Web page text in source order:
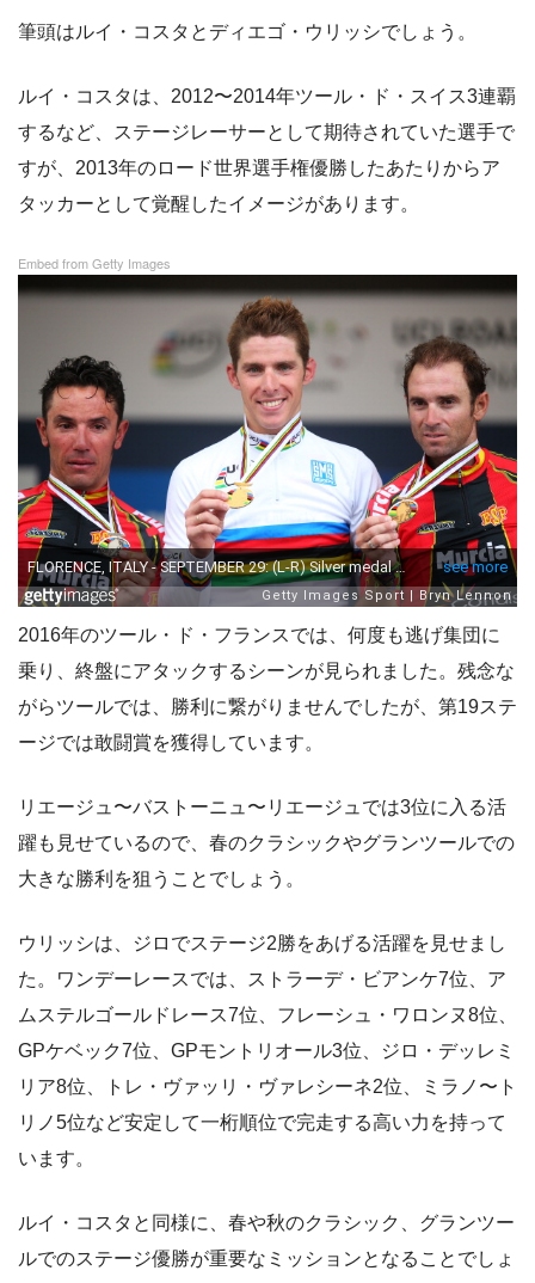
筆頭はルイ・コスタとディエゴ・ウリッシでしょう。
ルイ・コスタは、2012〜2014年ツール・ド・スイス3連覇
するなど、ステージレーサーとして期待されていた選手で
すが、2013年のロード世界選手権優勝したあたりからア
タッカーとして覚醒したイメージがあります。
Embed from Getty Images
2016年のツール・ド・フランスでは、何度も逃げ集団に
乗り、終盤にアタックするシーンが見られました。残念な
がらツールでは、勝利に繋がりませんでしたが、第19ステ
ージでは敢闘賞を獲得しています。
リエージュ〜バストーニュ〜リエージュでは3位に入る活
躍も見せているので、春のクラシックやグランツールでの
大きな勝利を狙うことでしょう。
ウリッシは、ジロでステージ2勝をあげる活躍を見せまし
た。ワンデーレースでは、ストラーデ・ビアンケ7位、ア
ムステルゴールドレース7位、フレーシュ・ワロンヌ8位、
GPケベック7位、GPモントリオール3位、ジロ・デッレミ
リア8位、トレ・ヴァッリ・ヴァレシーネ2位、ミラノ〜ト
リノ5位など安定して一桁順位で完走する高い力を持って
います。
ルイ・コスタと同様に、春や秋のクラシック、グランツー
ルでのステージ優勝が重要なミッションとなることでしょ